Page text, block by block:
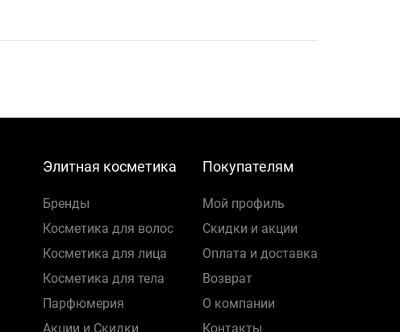
Элитная косметика
Бренды
Косметика для волос
Косметика для лица
Косметика для тела
Парфюмерия
Акции и Скидки
Покупателям
Мой профиль
Скидки и акции
Оплата и доставка
Возврат
О компании
Контакты